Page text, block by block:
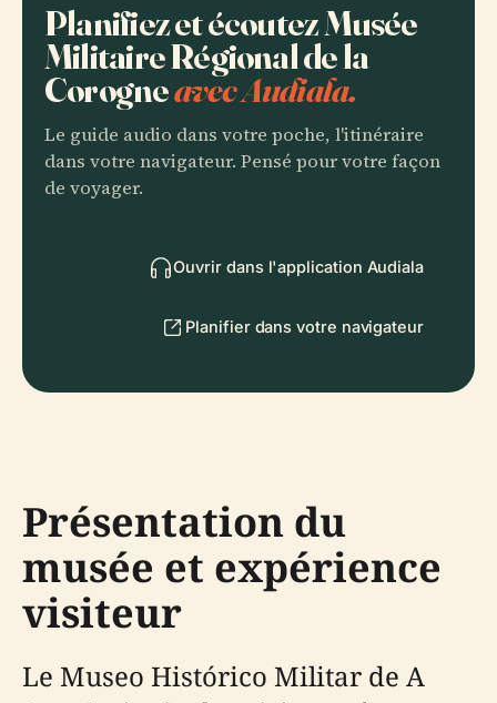
Planifiez et écoutez Musée
Militaire Régional de la
Corogneavec Audiala.
Le guide audio dans votre poche, l'itinéraire
dans votre navigateur. Pensé pour votre façon
de voyager.
Ouvrir dans l'application Audiala
Planifier dans votre navigateur
Présentation du
musée et expérience
visiteur
Le Museo Histórico Militar de A